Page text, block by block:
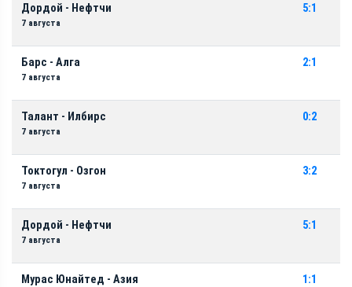
Дордой - Нефтчи
7 августа
5:1
Барс - Алга
7 августа
2:1
Талант - Илбирс
7 августа
0:2
Токтогул - Озгон
7 августа
3:2
Дордой - Нефтчи
7 августа
5:1
Мурас Юнайтед - Азия 1:1